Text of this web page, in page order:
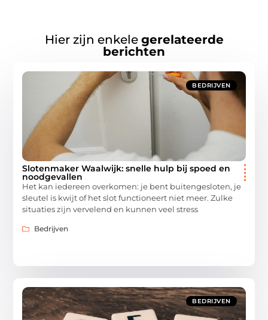
Hier zijn enkele gerelateerde
berichten
BEDRIJVEN
Slotenmaker Waalwijk: snelle hulp bij spoed en
noodgevallen
Het kan iedereen overkomen: je bent buitengesloten, je
sleutel is kwijt of het slot functioneert niet meer. Zulke
situaties zijn vervelend en kunnen veel stress
Bedrijven
BEDRIJVEN